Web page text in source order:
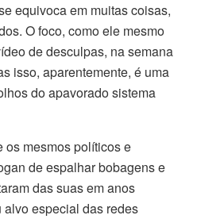
equivoca em muitas coisas,
O foco, como ele mesmo
de desculpas, na semana
isso, aparentemente, é uma
do apavorado sistema
os mesmos políticos e
de espalhar bobagens e
das suas em anos
alvo especial das redes